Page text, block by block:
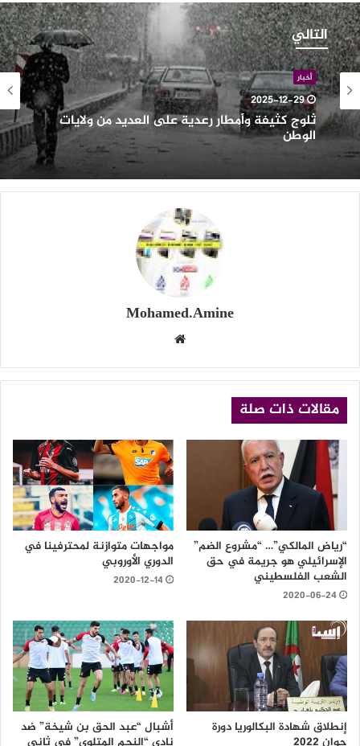
التالي
ثلوج
كثيفة
وأمطار
رعدية
على
العديد
من
ولايات
الوطن
أخبار
2025-12-29
ثلوج كثيفة وأمطار رعدية على العديد من ولايات
الوطن
Mohamed.Amine
مقالات ذات صلة
“رياض المالكي”… “مشروع الضم”
الإسرائيلي هو جريمة في حق
الشعب الفلسطيني
2020-06-24
مواجهات متوازنة لمحترفينا في
الدوري الأوروبي
2020-12-14
إنطلاق شهادة البكالوريا دورة
جوان 2022
أشبال “عبد الحق بن شيخة” ضد
نادي “النجم المتلوي” في ثاني